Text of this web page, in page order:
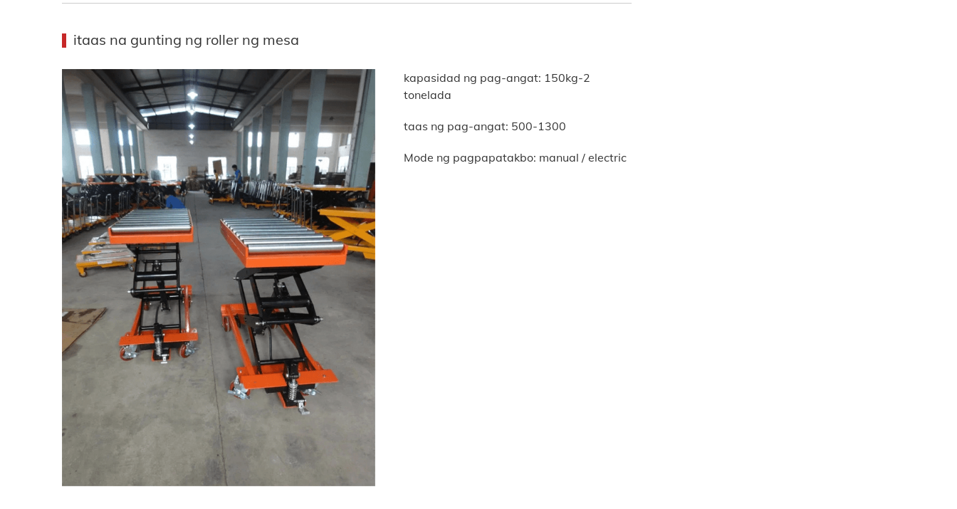
itaas na gunting ng roller ng mesa
kapasidad ng pag-angat: 150kg-2
tonelada
taas ng pag-angat: 500-1300
Mode ng pagpapatakbo: manual / electric